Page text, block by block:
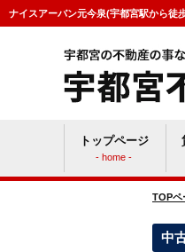
ナイスアーバン元今泉(宇都宮駅から徒
トップページ
- home -
賃貸vs持ち家
TOPペ
中